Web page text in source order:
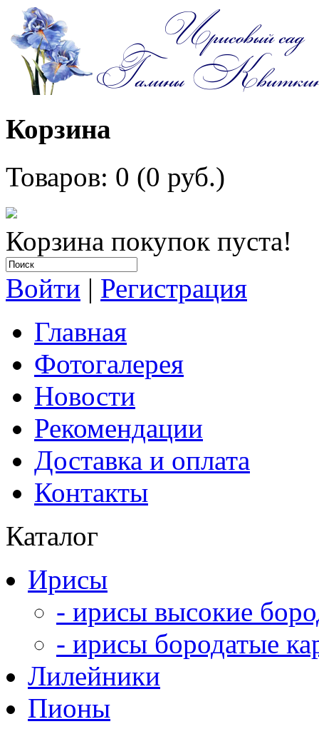
Корзина
Товаров: 0 (0 руб.)
Корзина покупок пуста!
Войти | Регистрация
Главная
Фотогалерея
Новости
Рекомендации
Доставка и оплата
Контакты
Каталог
Ирисы
- ирисы высокие
- ирисы бородатые
Лилейники
Пионы